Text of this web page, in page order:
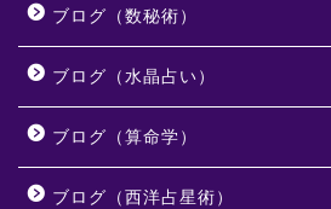
ブログ（数秘術）
ブログ（水晶占い）
ブログ（算命学）
ブログ（西洋占星術）